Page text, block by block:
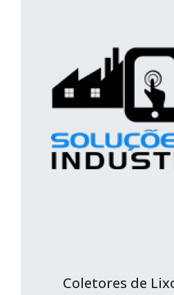
Coletores de